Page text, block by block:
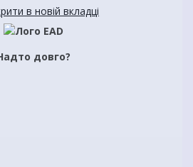
в новій вкладці
довго?